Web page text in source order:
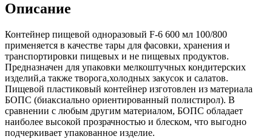
Описание
Контейнер пищевой одноразовый F-6 600 мл 100/800
применяется в качестве тары для фасовки, хранения и
транспортировки пищевых и не пищевых продуктов.
Предназначен для упаковки мелкоштучных кондитерских
изделий,а также творога,холодных закусок и салатов.
Пищевой пластиковый контейнер изготовлен из материала
БОПС (биаксиально ориентированный полистирол). В
сравнении с любым другим материалом, БОПС обладает
наиболее высокой прозрачностью и блеском, что выгодно
подчеркивает упакованное изделие.